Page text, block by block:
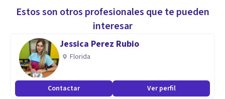
desea lograr el consultante.
Estos son otros profesionales que te pueden
interesar
Jessica Perez Rubio
Florida
Contactar Ver perfil